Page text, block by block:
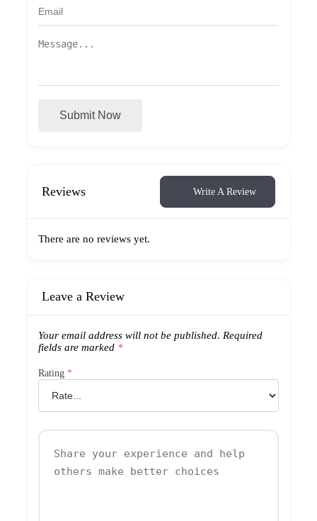
Submit Now
Reviews Write A Review
There are no reviews yet.
Leave a Review
Your email address will not be published. Required
fields are marked *
Rating *